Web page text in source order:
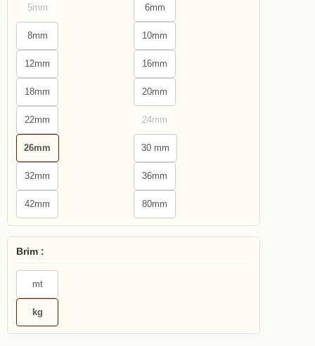
5mm 6mm
8mm 10mm
12mm 16mm
18mm 20mm
22mm 24mm
26mm 30 mm
32mm 36mm
42mm 80mm
Brim :
mt
kg